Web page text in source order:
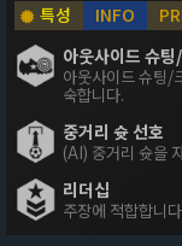
특성 INFO
아웃사이드 슈팅
아웃사이드 슈팅/
숙합니다.
중거리 슛 선호
(AI) 중거리 슛을
리더십
주장에 적합합니